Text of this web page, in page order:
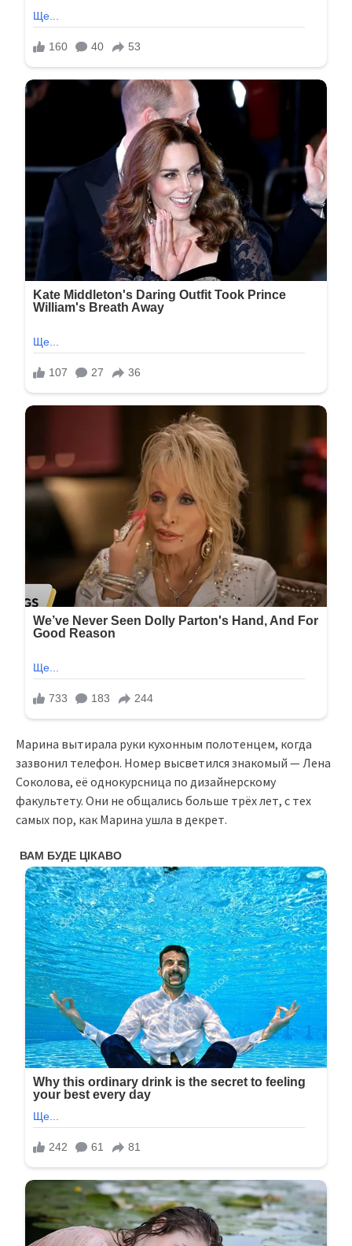
Марина вытирала руки кухонным полотенцем, когда
зазвонил телефон. Номер высветился знакомый — Лена
Соколова, её однокурсница по дизайнерскому
факультету. Они не общались больше трёх лет, с тех
самых пор, как Марина ушла в декрет.